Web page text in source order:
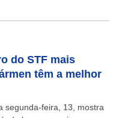
do STF mais
têm a melhor
segunda-feira, 13, mostra